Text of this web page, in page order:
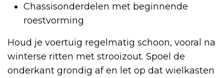
Chassisonderdelen met beginnende
roestvorming
Houd je voertuig regelmatig schoon, vooral na
winterse ritten met strooizout. Spoel de
onderkant grondig af en let op dat wielkasten